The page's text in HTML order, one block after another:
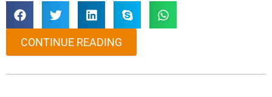
CONTINUE READING